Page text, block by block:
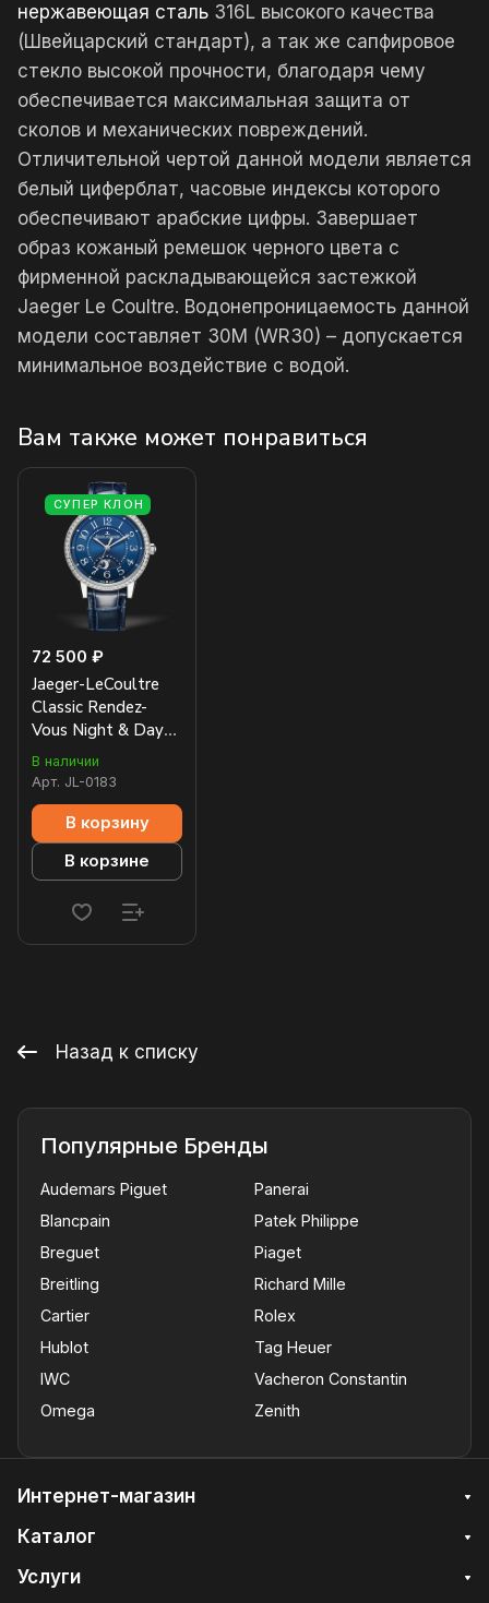
нержавеющая сталь 316L высокого качества
(Швейцарский стандарт), а так же сапфировое
стекло высокой прочности, благодаря чему
обеспечивается максимальная защита от
сколов и механических повреждений.
Отличительной чертой данной модели является
белый циферблат, часовые индексы которого
обеспечивают арабские цифры. Завершает
образ кожаный ремешок черного цвета с
фирменной раскладывающейся застежкой
Jaeger Le Coultre. Водонепроницаемость данной
модели составляет 30М (WR30) – допускается
минимальное воздействие с водой.
Вам также может понравиться
СУПЕР КЛОН
72 500 ₽
Jaeger-LeCoultre
Classic Rendez-
Vous Night & Day
34mm 3448480
В наличии
Арт. JL-0183
В корзину
В корзине
Назад к списку
Популярные Бренды
Audemars Piguet
Blancpain
Breguet
Breitling
Cartier
Hublot
IWC
Omega
Panerai
Patek Philippe
Piaget
Richard Mille
Rolex
Tag Heuer
Vacheron Constantin
Zenith
Интернет-магазин
Каталог
Услуги